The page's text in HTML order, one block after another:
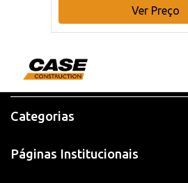
Ver Preço
Categorias
Páginas Institucionais